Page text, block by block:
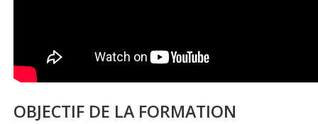
OBJECTIF DE LA FORMATION